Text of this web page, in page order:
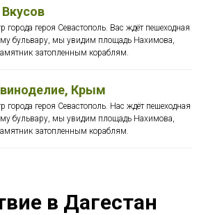
города героя Севастополь. Вас ждёт пешеходная
бульвару, мы увидим площадь Нахимова,
затопленным кораблям.
Крым
героя Севастополь. Нас ждёт пешеходная
бульвару, мы увидим площадь Нахимова,
затопленным кораблям.
в Дагестан